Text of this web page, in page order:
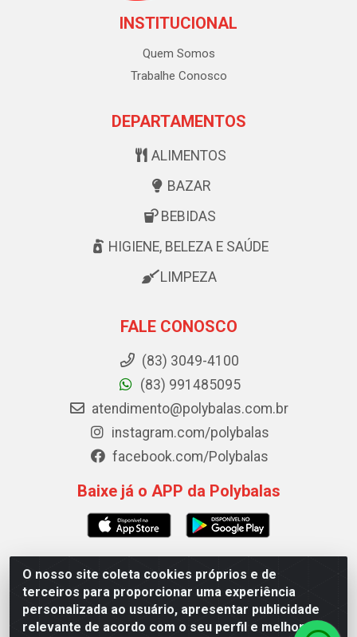
O nosso site coleta cookies próprios e de
terceiros para proporcionar uma experiência
personalizada ao usuário, apresentar publicidade
relevante de acordo com o seu perfil e melhorar a
INSTITUCIONAL
Quem Somos
Trabalhe Conosco
DEPARTAMENTOS
ALIMENTOS
BAZAR
BEBIDAS
HIGIENE, BELEZA E SAÚDE
LIMPEZA
FALE CONOSCO
(83) 3049-4100
(83) 991485095
atendimento@polybalas.com.br
instagram.com/polybalas
facebook.com/Polybalas
Baixe já o APP da Polybalas
Polybalas - Rua João Miguel de Souza, 173 Galpão B -
Ernesto Geisel, João Pessoa/PB - CEP 58.075-075 - CNPJ
00.909.327/0002-61